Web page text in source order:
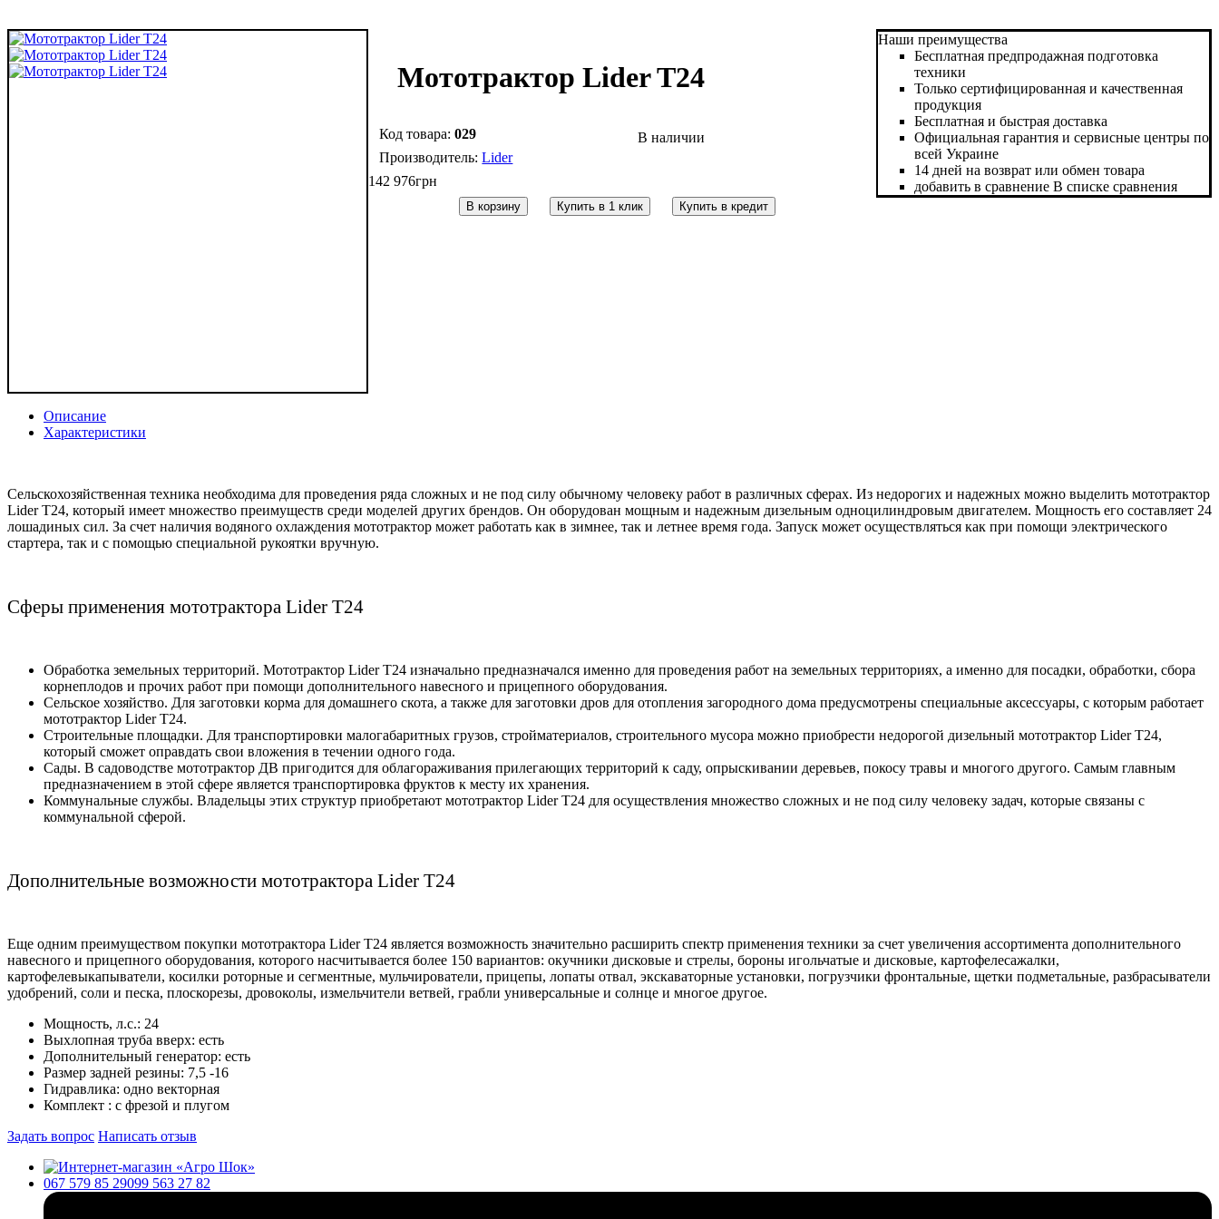
Наши преимущества
Бесплатная предпродажная подготовка
техники
Только сертифицированная и качественная
продукция
Бесплатная и быстрая доставка
Официальная гарантия и сервисные центры по
всей Украине
14 дней на возврат или обмен товара
добавить в сравнение В списке сравнения
Мототрактор Lider T24
029
В наличии
Lider
142 976грн
В корзину Купить в 1 клик Купить в кредит
Описание
Характеристики
Сельскохозяйственная техника необходима для проведения ряда сложных и не под силу обычному человеку работ в различных сферах. Из недорогих и надежных можно выделить мототрактор
Lider T24, который имеет множество преимуществ среди моделей других брендов. Он оборудован мощным и надежным дизельным одноцилиндровым двигателем. Мощность его составляет 24
лошадиных сил. За счет наличия водяного охлаждения мототрактор может работать как в зимнее, так и летнее время года. Запуск может осуществляться как при помощи электрического
стартера, так и с помощью специальной рукоятки вручную.
Сферы применения мототрактора Lider T24
Обработка земельных территорий. Мототрактор Lider T24 изначально предназначался именно для проведения работ на земельных территориях, а именно для посадки, обработки, сбора
корнеплодов и прочих работ при помощи дополнительного навесного и прицепного оборудования.
Сельское хозяйство. Для заготовки корма для домашнего скота, а также для заготовки дров для отопления загородного дома предусмотрены специальные аксессуары, с которым работает
мототрактор Lider T24.
Строительные площадки. Для транспортировки малогабаритных грузов, стройматериалов, строительного мусора можно приобрести недорогой дизельный мототрактор Lider T24,
который сможет оправдать свои вложения в течении одного года.
Сады. В садоводстве мототрактор ДВ пригодится для облагораживания прилегающих территорий к саду, опрыскивании деревьев, покосу травы и многого другого. Самым главным
предназначением в этой сфере является транспортировка фруктов к месту их хранения.
Коммунальные службы. Владельцы этих структур приобретают мототрактор Lider T24 для осуществления множество сложных и не под силу человеку задач, которые связаны с
коммунальной сферой.
Дополнительные возможности мототрактора Lider T24
Еще одним преимуществом покупки мототрактора Lider T24 является возможность значительно расширить спектр применения техники за счет увеличения ассортимента дополнительного
навесного и прицепного оборудования, которого насчитывается более 150 вариантов: окучники дисковые и стрелы, бороны игольчатые и дисковые, картофелесажалки,
картофелевыкапыватели, косилки роторные и сегментные, мульчирователи, прицепы, лопаты отвал, экскаваторные установки, погрузчики фронтальные, щетки подметальные, разбрасыватели
удобрений, соли и песка, плоскорезы, дровоколы, измельчители ветвей, грабли универсальные и солнце и многое другое.
Мощность, л.с.: 24
Выхлопная труба вверх: есть
Дополнительный генератор: есть
Размер задней резины: 7,5 -16
Гидравлика: одно векторная
Комплект : с фрезой и плугом
Задать вопрос Написать отзыв
067 579 85 29099 563 27 82